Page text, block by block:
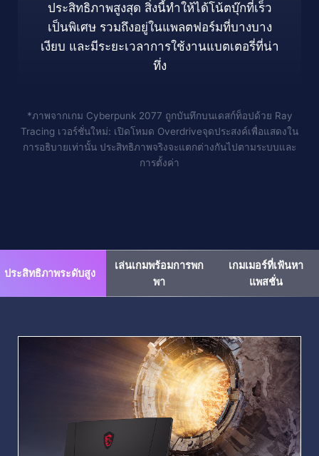
ประสิทธิภาพสูงสุด สิ่งนี้ทำให้ได้โน้ตบุ๊กที่เร็ว
เป็นพิเศษ รวมถึงอยู่ในแพลตฟอร์มที่บางบาง
เงียบ และมีระยะเวลาการใช้งานแบตเตอรี่ที่น่า
ทึ่ง
*ภาพจากเกม Cyberpunk 2077 ถูกบันทึกบนเดสก์ท็อปด้วย Ray
Tracing เวอร์ชั่นใหม่: เปิดโหมด Overdriveจุดประสงค์เพื่อแสดงใน
การอธิบายเท่านั้น ประสิทธิภาพจริงจะแตกต่างกันไปตามระบบและ
การตั้งค่า
ประสิทธิภาพระดับสูง
เล่นเกมพร้อมการพก
พา
เกมเมอร์ที่เฟ้นหา
แพสชั่น